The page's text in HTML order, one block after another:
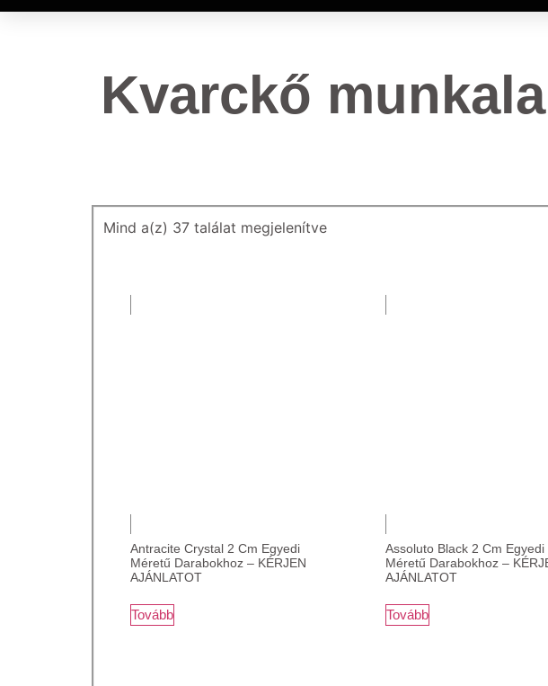
Kvarckő
Mind a(z) 37 találat megjelenítve
Antracite Crystal 2 Cm Egyedi
Méretű Darabokhoz – KÉRJEN
AJÁNLATOT
Tovább
Assoluto Black 2 Cm Egyedi
Méretű Darabokhoz –
AJÁNLATOT
Tovább